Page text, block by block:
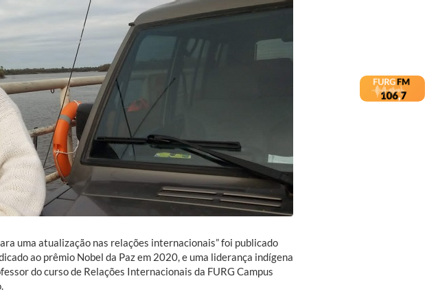
uma atualização nas relações internacionais” foi publicado
ao prêmio Nobel da Paz em 2020, e uma liderança indígena
do curso de Relações Internacionais da FURG Campus